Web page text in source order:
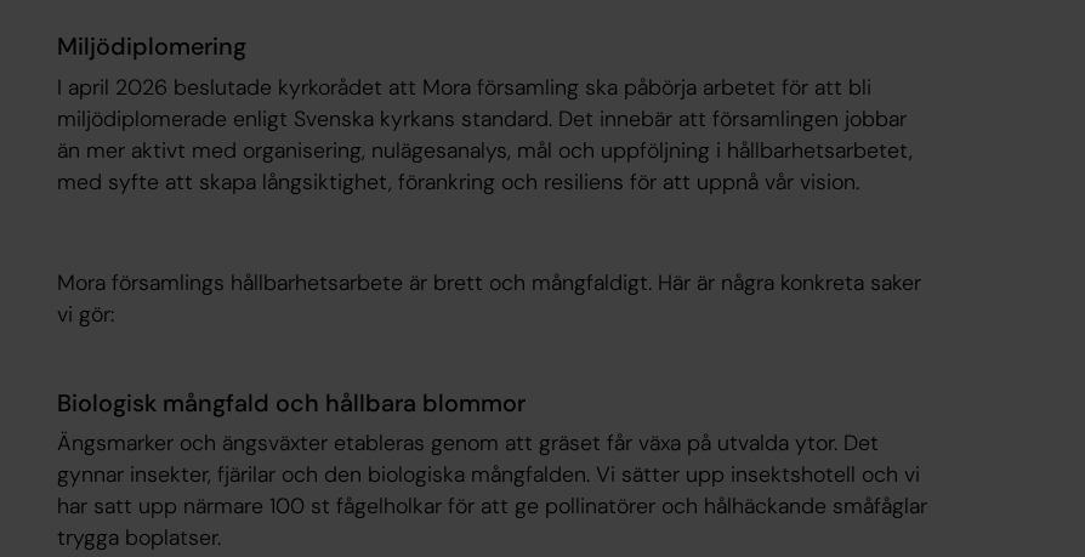
Miljödiplomering
I april 2026 beslutade kyrkorådet att Mora församling ska påbörja arbetet för att bli
miljödiplomerade enligt Svenska kyrkans standard. Det innebär att församlingen jobbar
än mer aktivt med organisering, nulägesanalys, mål och uppföljning i hållbarhetsarbetet,
med syfte att skapa långsiktighet, förankring och resiliens för att uppnå vår vision.
Mora församlings hållbarhetsarbete är brett och mångfaldigt. Här är några konkreta saker
vi gör:
Biologisk mångfald och hållbara blommor
Ängsmarker och ängsväxter etableras genom att gräset får växa på utvalda ytor. Det
gynnar insekter, fjärilar och den biologiska mångfalden. Vi sätter upp insektshotell och vi
har satt upp närmare 100 st fågelholkar för att ge pollinatörer och hålhäckande småfåglar
trygga boplatser.